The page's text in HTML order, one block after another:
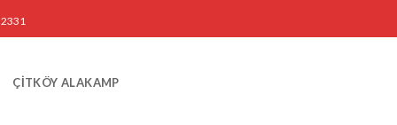
2331
ÇİTKÖY ALAKAMP